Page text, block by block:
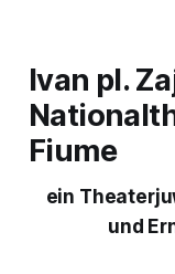
Ivan pl.
Fiume
ein
und